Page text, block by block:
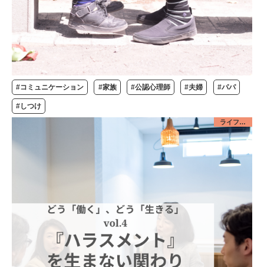
#コミュニケーション #家族 #公認心理師 #夫婦 #パパ
#しつけ
ライフデザイン／みんな